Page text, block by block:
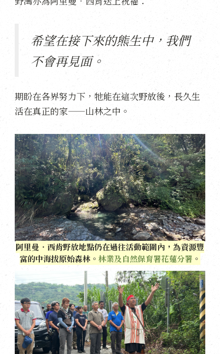
希望在接下來的熊生中，我們
不會再見面。
期盼在各界努力下，牠能在這次野放後，長久生
活在真正的家——山林之中。
阿里曼．西肯野放地點仍在過往活動範圍內，為資源豐
富的中海拔原始森林。 林業及自然保育署花蓮分署 。